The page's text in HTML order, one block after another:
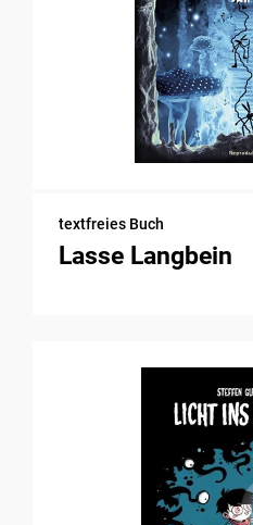
textfreies Buch
Lasse Langbein